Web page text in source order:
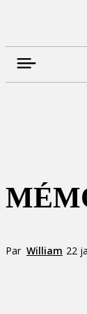
Par William 22